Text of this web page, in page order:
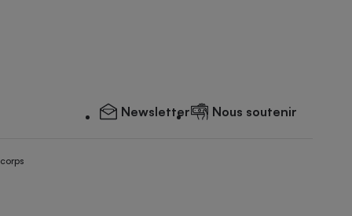
Newsletter Nous soutenir